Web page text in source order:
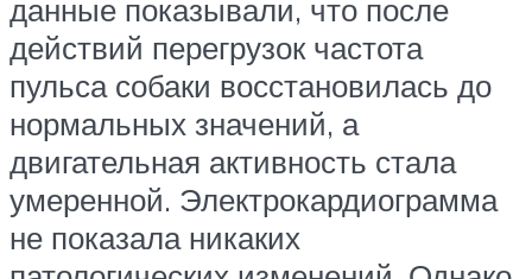
данные показывали, что после
действий перегрузок частота
пульса собаки восстановилась до
нормальных значений, а
двигательная активность стала
умеренной. Электрокардиограмма
не показала никаких